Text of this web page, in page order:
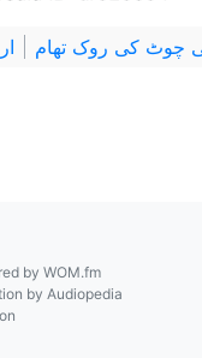
چوٹ کی روک تھام
by WOM.fm
by Audiopedia